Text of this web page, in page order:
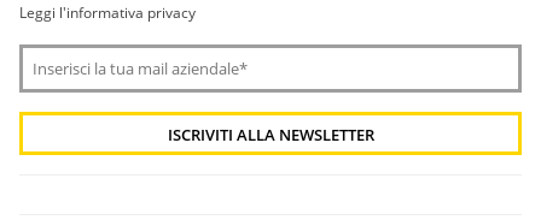
Leggi l'informativa privacy